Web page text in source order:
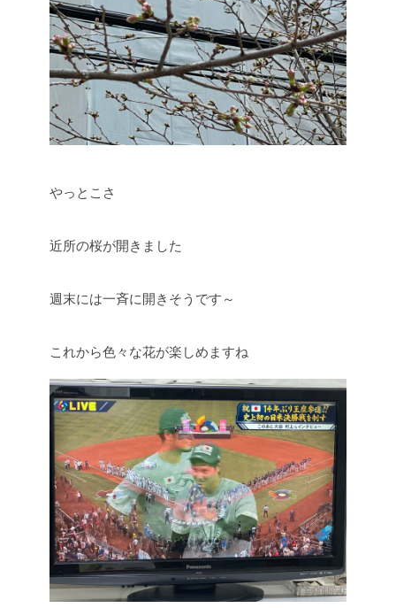
やっとこさ
近所の桜が開きました
週末には一斉に開きそうです～
これから色々な花が楽しめますね